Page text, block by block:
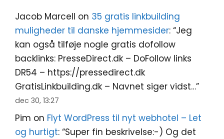
Jacob Marcell on 35 gratis linkbuilding
muligheder til danske hjemmesider: “Jeg
kan også tilføje nogle gratis dofollow
backlinks: PresseDirect.dk – DoFollow links
DR54 – https://pressedirect.dk
GratisLinkbuilding.dk – Navnet siger vidst…”
dec 30, 13:27
Pim on Flyt WordPress til nyt webhotel – Let
og hurtigt: “Super fin beskrivelse:-) Og det